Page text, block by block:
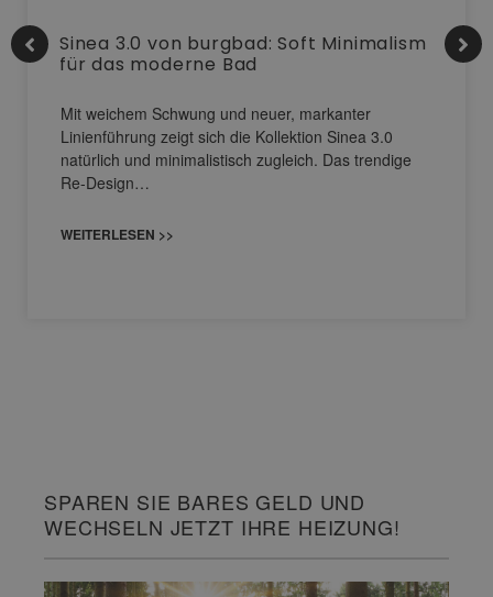
Sinea 3.0 von burgbad: Soft Minimalism
für das moderne Bad
Mit weichem Schwung und neuer, markanter
Linienführung zeigt sich die Kollektion Sinea 3.0
natürlich und minimalistisch zugleich. Das trendige
Re-Design…
WEITERLESEN >>
SPAREN SIE BARES GELD UND
WECHSELN JETZT IHRE HEIZUNG!